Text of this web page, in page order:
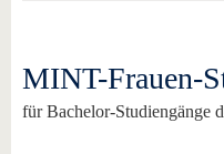
MINT-Frauen-
für Bachelor-Studiengänge